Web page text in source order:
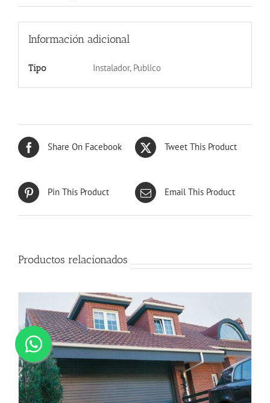
Información adicional
Tipo Instalador, Publico
Share On Facebook Tweet This Product
Pin This Product Email This Product
Productos relacionados